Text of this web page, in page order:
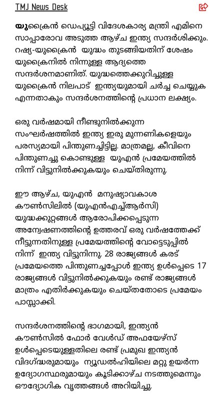
TMJ News Desk
യുക്രൈന്‍ ഡെപ്യൂട്ടി വിദേശകാര്യ മന്ത്രി എമിനെ
സാപ്പാരോവ അടുത്ത ആഴ്ച ഇന്ത്യ സന്ദര്‍ശിക്കും.
റഷ്യ-യുക്രൈന്‍ യുദ്ധം തുടങ്ങിയതിന് ശേഷം
യുക്രൈനില്‍ നിന്നുള്ള ആദ്യത്തെ
സന്ദര്‍ശനമാണിത്. യുദ്ധത്തെക്കുറിച്ചുള്ള
യുക്രൈന്‍ നിലപാട് ഇന്ത്യയുമായി ചര്‍ച്ച ചെയ്യുക
എന്നതാകും സന്ദര്‍ശനത്തിന്റെ പ്രധാന ലക്ഷ്യം.
ഒരു വര്‍ഷമായി നീണ്ടുനില്‍ക്കുന്ന
സംഘര്‍ഷത്തില്‍ ഇന്ത്യ ഇരു മുന്നണികളെയും
പരസ്യമായി പിന്തുണച്ചിട്ടില്ല. മാത്രമല്ല, കീവിനെ
പിന്തുണച്ചു കൊണ്ടുള്ള യുഎന്‍ പ്രമേയത്തില്‍
നിന്ന് വിട്ടുനില്‍ക്കുകയും ചെയ്തിരുന്നു.
ഈ ആഴ്ച, യുഎൻ മനുഷ്യാവകാശ
കൗണ്‍സിലില്‍ (യുഎന്‍എച്ച്ആര്‍സി)
യുദ്ധക്കുറ്റങ്ങള്‍ ആരോപിക്കപ്പെടുന്ന
അന്വേഷണത്തിന്റെ ഉത്തരവ് ഒരു വര്‍ഷത്തേക്ക്
നീട്ടുന്നതിനുള്ള പ്രമേയത്തിന്റെ വോട്ടെടുപ്പില്‍
നിന്ന് ഇന്ത്യ വിട്ടുനിന്നു. 28 രാജ്യങ്ങള്‍ കരട്
പ്രമേയത്തെ പിന്തുണച്ചപ്പോള്‍ ഇന്ത്യ ഉള്‍പ്പെടെ 17
രാജ്യങ്ങള്‍ വിട്ടുനില്‍ക്കുകയും രണ്ട് രാജ്യങ്ങള്‍
മാത്രം എതിര്‍ക്കുകയും ചെയ്തതോടെ പ്രമേയം
പാസ്സാക്കി.
സന്ദര്‍ശനത്തിന്റെ ഭാഗമായി, ഇന്ത്യന്‍
കൗണ്‍സില്‍ ഫോര്‍ വേള്‍ഡ് അഫയേഴ്സ്
ഉള്‍പ്പെടെയുള്ളതിലെ രണ്ട് പ്രമുഖ ഇന്ത്യന്‍
വിദഗ്ദ്ധരുമായും ന്യൂഡല്‍ഹിയിലെ മറ്റു ഉയര്‍ന്ന
ഉദ്യോഗസ്ഥരുമായും കൂടിക്കാഴ്ച നടത്തുമെന്നും
ഔദ്യോഗിക വൃത്തങ്ങള്‍ അറിയിച്ചു.